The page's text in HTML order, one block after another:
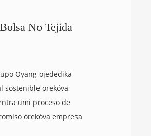
No Tejida
Oyang ojededika
sostenible orekóva
umi proceso de
orekóva empresa